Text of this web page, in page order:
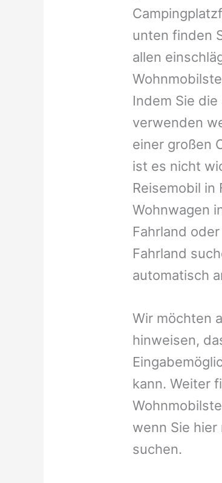
unten finden
allen
Indem Sie
verwenden
einer großen
ist es nicht
Reisemobil in
Wohnwagen
Fahrland
Fahrland
automatisch
Wir möchten
hinweisen,
kann. Weiter
wenn Sie hier
suchen.